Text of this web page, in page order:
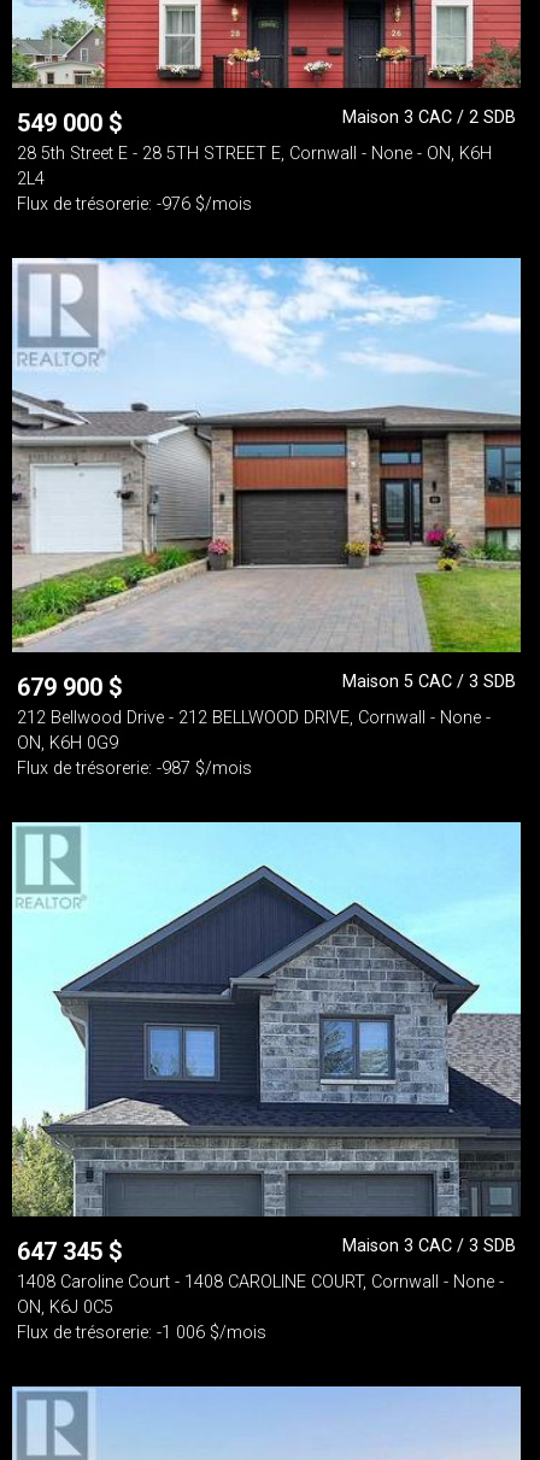
549 000 $
Maison 3 CAC / 2 SDB
28 5th Street E - 28 5TH STREET E, Cornwall - None - ON, K6H
2L4
Flux de trésorerie: -976 $/mois
679 900 $
Maison 5 CAC / 3 SDB
212 Bellwood Drive - 212 BELLWOOD DRIVE, Cornwall - None -
ON, K6H 0G9
Flux de trésorerie: -987 $/mois
647 345 $
Maison 3 CAC / 3 SDB
1408 Caroline Court - 1408 CAROLINE COURT, Cornwall - None -
ON, K6J 0C5
Flux de trésorerie: -1 006 $/mois